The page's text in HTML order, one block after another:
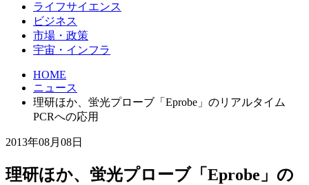
ライフサイエンス
ビジネス
市場・政策
宇宙・インフラ
HOME
ニュース
理研ほか、蛍光プローブ「Eprobe」のリアルタイム
PCRへの応用
2013年08月08日
理研ほか、蛍光プローブ「Eprobe」の